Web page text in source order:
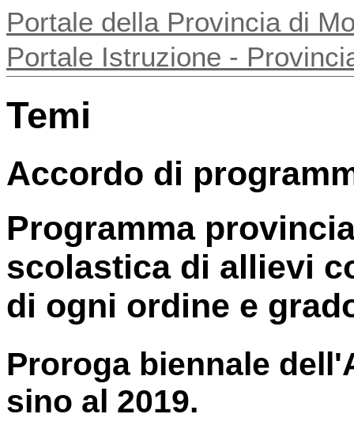
Portale della Provincia di
Portale Istruzione -
Temi
Accordo di
Programma
scolastica di allievi
di ogni ordine e
Proroga biennale
sino al 2019.